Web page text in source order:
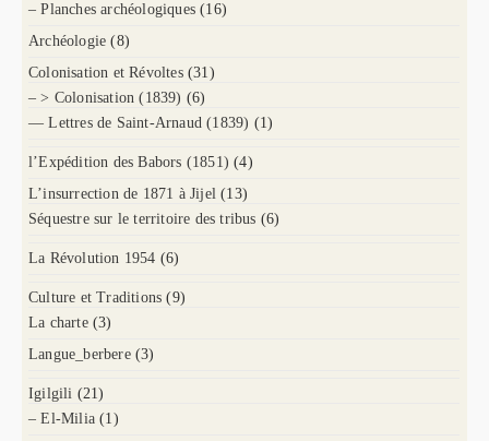
– Planches archéologiques (16)
Archéologie (8)
Colonisation et Révoltes (31)
– > Colonisation (1839) (6)
— Lettres de Saint-Arnaud (1839) (1)
l’Expédition des Babors (1851) (4)
L’insurrection de 1871 à Jijel (13)
Séquestre sur le territoire des tribus (6)
La Révolution 1954 (6)
Culture et Traditions (9)
La charte (3)
Langue_berbere (3)
Igilgili (21)
– El-Milia (1)